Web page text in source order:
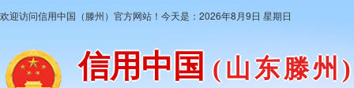
欢迎访问信用中国（滕州）官方网站！今天是：2026年8月9日 星期日
信用中国(山东滕州)